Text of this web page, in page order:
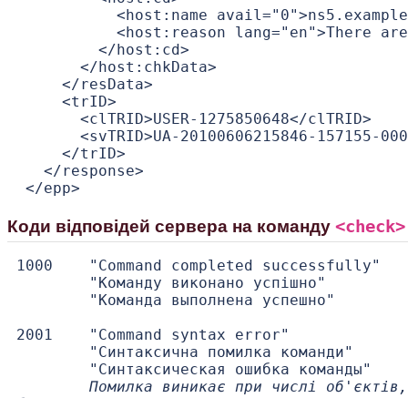
<host:name
<host:reason lang="en">There
         </host:cd>
       </host:chkData>
     </resData>
     <trID>
       <clTRID>USER-1275850648</clTRID>
<svTRID>UA-20100606215846-157155-
     </trID>
   </response>
Коди відповідей сервера на команду <check>
1000    "Command completed successfully"
        "Команду виконано успішно"
        "Команда выполнена успешно"
2001    "Command syntax error"
        "Синтаксична помилка команди"
        "Синтаксическая ошибка команды"
Помилка виникає при числі